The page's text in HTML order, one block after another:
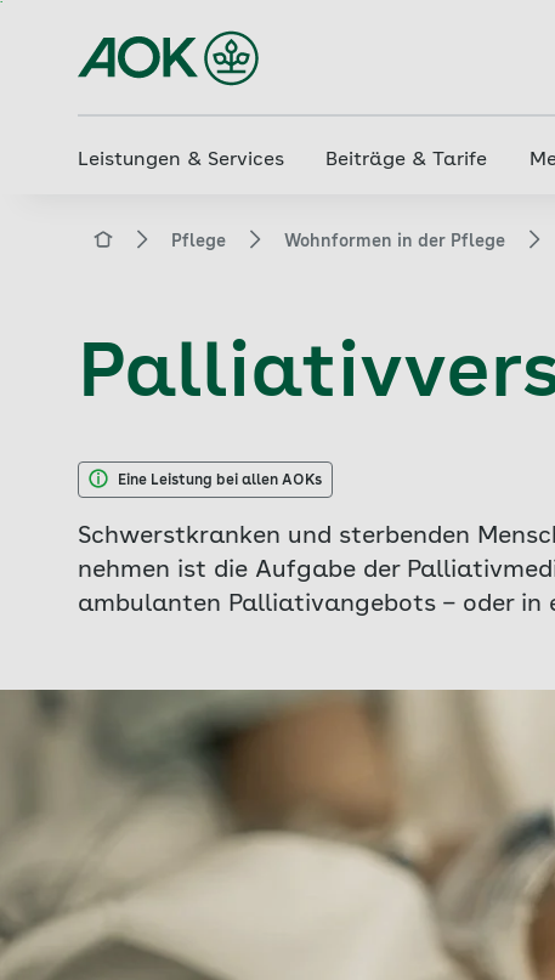
Hauptinhalt
springen
Leistungen & Services Beiträge & Tarife
aok.de Pflege Wohnformen in der Pflege
Eine Leistung bei allen AOKs
Schwerstkranken und sterbenden
nehmen ist die Aufgabe der
ambulanten Palliativangebots – oder in